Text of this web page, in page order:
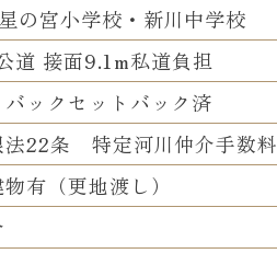
星の宮小学校・新川中学校
道 接面9.1m私道負担
ックセットバック済
法22条 特定河川仲介手数料
有（更地渡し）